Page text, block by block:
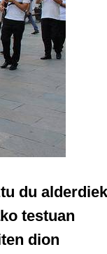
du alderdiek
testuan
dion